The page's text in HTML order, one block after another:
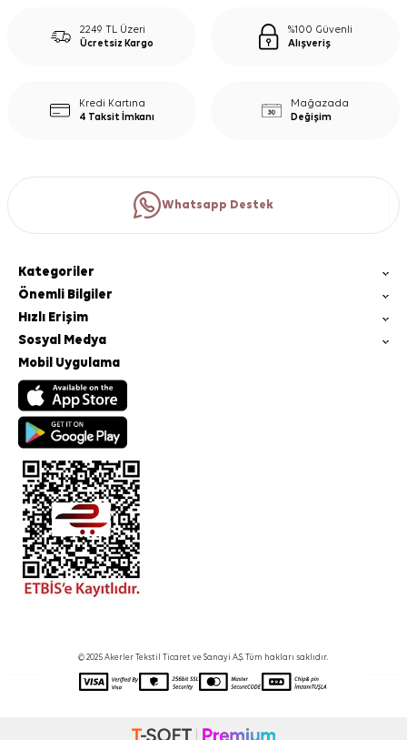
2249 TL Üzeri
Ücretsiz Kargo
%100 Güvenli
Alışveriş
Kredi Kartına
4 Taksit İmkanı
Mağazada
Değişim
Whatsapp Destek
Kategoriler
Önemli Bilgiler
Hızlı Erişim
Sosyal Medya
Mobil Uygulama
© 2025 Akerler Tekstil Ticaret ve Sanayi A.Ş. Tüm hakları saklıdır.